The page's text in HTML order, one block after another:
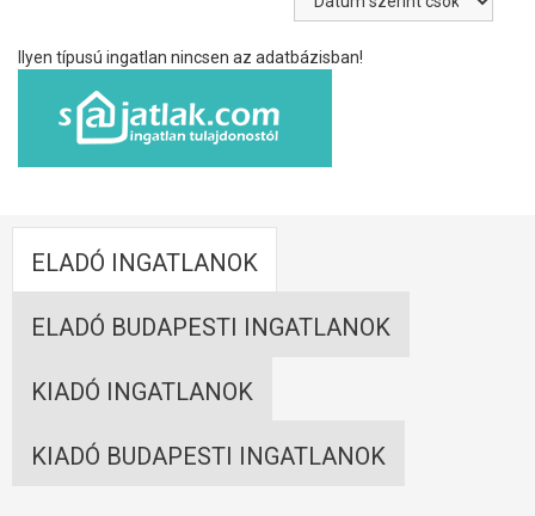
Ilyen típusú ingatlan nincsen az adatbázisban!
ELADÓ INGATLANOK
ELADÓ BUDAPESTI INGATLANOK
KIADÓ INGATLANOK
KIADÓ BUDAPESTI INGATLANOK